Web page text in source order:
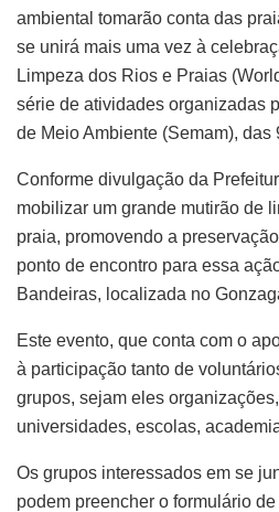
ambiental tomarão conta das
se unirá mais uma vez à
Limpeza dos Rios e Praias
série de atividades organizadas
de Meio Ambiente (Semam), das
Conforme divulgação da
mobilizar um grande mutirão de
praia, promovendo a
ponto de encontro para essa
Bandeiras, localizada no
Este evento, que conta com o
à participação tanto de
grupos, sejam eles
universidades, escolas,
Os grupos interessados em se
podem preencher o formulário